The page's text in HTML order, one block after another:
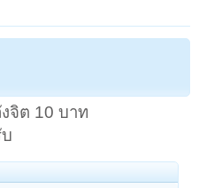
จิต 10 บาท